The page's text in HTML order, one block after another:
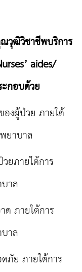
วุฒิวิชาชีพบริการ
aides/
กอบด้วย
องผู้ป่วย ภายใต้
ยาบาล
ยภายใต้การ
าล
ด ภายใต้การ
าล
ภัย ภายใต้การ